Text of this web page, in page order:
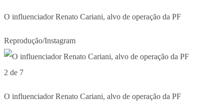
O influenciador Renato Cariani, alvo de operação da PF
Reprodução/Instagram
2 de 7
O influenciador Renato Cariani, alvo de operação da PF